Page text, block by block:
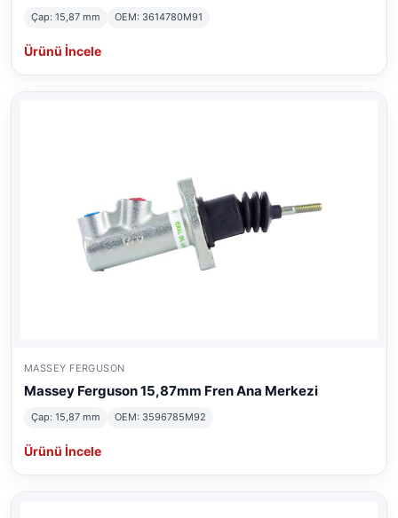
Çap: 15,87 mm OEM: 3614780M91
Ürünü İncele
MASSEY FERGUSON
Massey Ferguson 15,87mm Fren Ana Merkezi
Çap: 15,87 mm OEM: 3596785M92
Ürünü İncele